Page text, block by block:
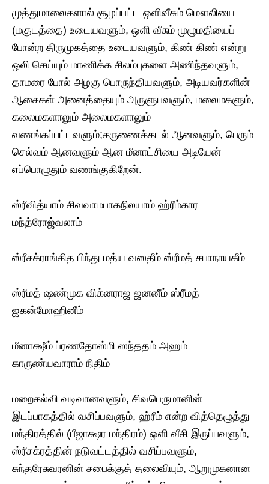
முத்துமாலைகளால் சூழப்பட்ட ஒளிவீசும் மௌலியை
(மகுடத்தை) உடையவளும், ஒளி வீசும் முழுமதியைப்
போன்ற திருமுகத்தை உடையவளும், கிண் கிண் என்று
ஒலி செய்யும் மாணிக்க சிலம்புகளை அணிந்தவளும்,
தாமரை போல் அழகு பொருந்தியவளும், அடியவர்களின்
ஆசைகள் அனைத்தையும் அருளுபவளும், மலைமகளும்,
கலைமகளாலும் அலைமகளாலும்
வணங்கப்பட்டவளும்;கருணைக்கடல் ஆனவளும், பெரும்
செல்வம் ஆனவளும் ஆன மீனாட்சியை அடியேன்
எப்பொழுதும் வணங்குகிறேன்.
ஸ்ரீவித்யாம் சிவவாமபாகநிலயாம் ஹ்ரீம்கார
மந்த்ரோஜ்வலாம்
ஸ்ரீசக்ராங்கித பிந்து மத்ய வஸதீம் ஸ்ரீமத் சபாநாயகீம்
ஸ்ரீமத் ஷண்முக விக்னராஜ ஜனனீம் ஸ்ரீமத்
ஜகன்மோஹினீம்
மீனாக்ஷீம் ப்ரணதோஸ்மி ஸந்ததம் அஹம்
காருண்யவாராம் நிதிம்
மறைகல்வி வடிவானவளும், சிவபெருமானின்
இடப்பாகத்தில் வசிப்பவளும், ஹ்ரீம் என்ற வித்தெழுத்து
மந்திரத்தில் (பீஜாக்ஷர மந்திரம்) ஒளி வீசி இருப்பவளும்,
ஸ்ரீசக்ரத்தின் நடுவட்டத்தில் வசிப்பவளும்,
சுந்தரேசுவரனின் சபைக்குத் தலைவியும், ஆறுமுகனான